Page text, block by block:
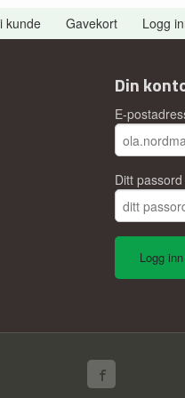
kunde Gavekort Logg
Din
E-
Ditt passord